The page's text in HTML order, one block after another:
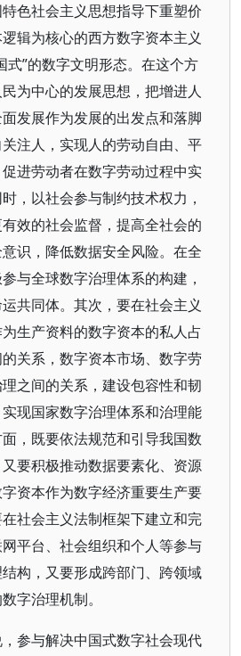
色社会主义思想指导下重塑价
辑为核心的西方数字资本主义
式”的数字文明形态。在这个方
为中心的发展思想，把增进人
发展作为发展的出发点和落脚
注人，实现人的劳动自由、平
进劳动者在数字劳动过程中实
，以社会参与制约技术权力，
效的社会监督，提高全社会的
识，降低数据安全风险。在全
与全球数字治理体系的构建，
共同体。其次，要在社会主义
生产资料的数字资本的私人占
关系，数字资本市场、数字劳
之间的关系，建设包容性和韧
现国家数字治理体系和治理能
，既要依法规范和引导我国数
要积极推动数据要素化、资源
资本作为数字经济重要生产要
社会主义法制框架下建立和完
平台、社会组织和个人等参与
构，又要形成跨部门、跨领域
字治理机制。
参与解决中国式数字社会现代